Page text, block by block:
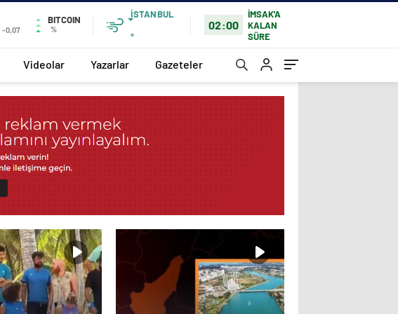
-0,07
BITCOIN
%
İSTANBUL
°
02:00
İMSAK'A
KALAN
SÜRE
Videolar Yazarlar Gazeteler